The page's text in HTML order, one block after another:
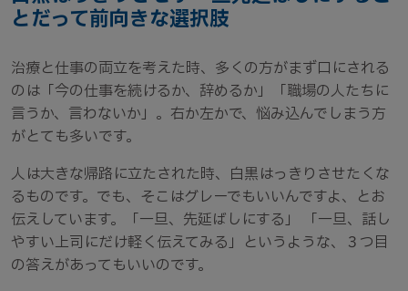
とだって前向きな選択肢
治療と仕事の両立を考えた時、多くの方がまず口にされる
のは「今の仕事を続けるか、辞めるか」「職場の人たちに
言うか、言わないか」。右か左かで、悩み込んでしまう方
がとても多いです。
人は大きな帰路に立たされた時、白黒はっきりさせたくな
るものです。でも、そこはグレーでもいいんですよ、とお
伝えしています。「一旦、先延ばしにする」 「一旦、話し
やすい上司にだけ軽く伝えてみる」というような、３つ目
の答えがあってもいいのです。